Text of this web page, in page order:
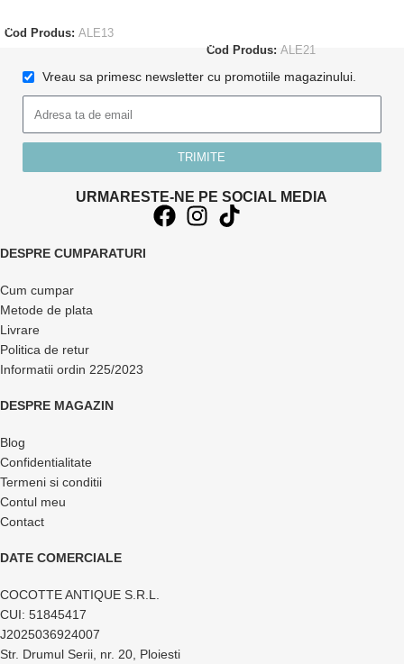
Cod Produs: ALE13
Cod Produs: ALE21
Vreau sa primesc newsletter cu promotiile magazinului.
TRIMITE
URMARESTE-NE PE SOCIAL MEDIA
DESPRE CUMPARATURI
Cum cumpar
Metode de plata
Livrare
Politica de retur
Informatii ordin 225/2023
DESPRE MAGAZIN
Blog
Confidentialitate
Termeni si conditii
Contul meu
Contact
DATE COMERCIALE
COCOTTE ANTIQUE S.R.L.
CUI: 51845417
J2025036924007
Str. Drumul Serii, nr. 20, Ploiesti